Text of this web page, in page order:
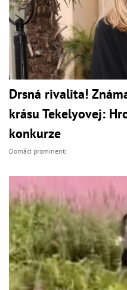
Drsná rivalita!
krásu Tekelyovej:
konkurze
Domáci prominenti